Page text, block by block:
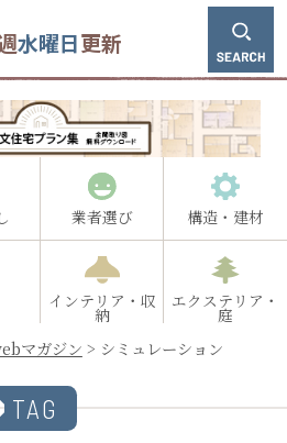
水曜日更新
業者選び 構造・建材
インテリア・収
納
エクステリア・
庭
マガジン > シミュレーション
TAG